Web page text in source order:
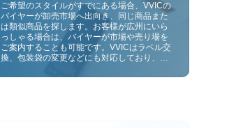
ご希望のスタイルがすでにある場合、VVICの
バイヤーが卸売市場へ出向き、同じ商品また
は類似商品を探します。お客様が広州にいら
っしゃる場合は、バイヤーが市場や売り場を
ご案内することも可能です。VVICはラベル交
換、包装袋の変更などにも対応しており、今
にも対応予定です。仕入れをお客様のビジネ